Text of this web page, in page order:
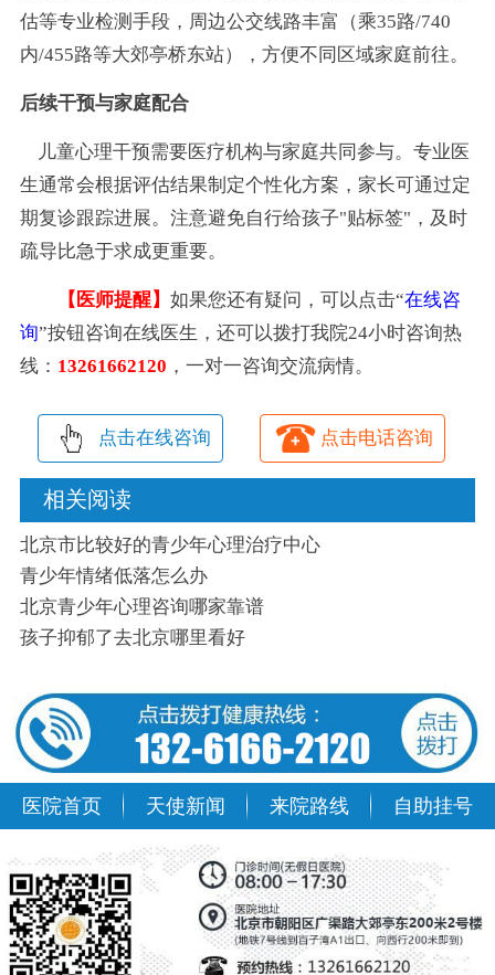
估等专业检测手段，周边公交线路丰富（乘35路/740
内/455路等大郊亭桥东站），方便不同区域家庭前往。
后续干预与家庭配合
儿童心理干预需要医疗机构与家庭共同参与。专业医
生通常会根据评估结果制定个性化方案，家长可通过定
期复诊跟踪进展。注意避免自行给孩子"贴标签"，及时
疏导比急于求成更重要。
【医师提醒】 如果您还有疑问，可以点击“在线咨
询”按钮咨询在线医生，还可以拨打我院24小时咨询热
线： 13261662120 ，一对一咨询交流病情。
点击在线咨询 点击电话咨询
相关阅读
北京市比较好的青少年心理治疗中心
青少年情绪低落怎么办
北京青少年心理咨询哪家靠谱
孩子抑郁了去北京哪里看好
医院首页 天使新闻 来院路线 自助挂号